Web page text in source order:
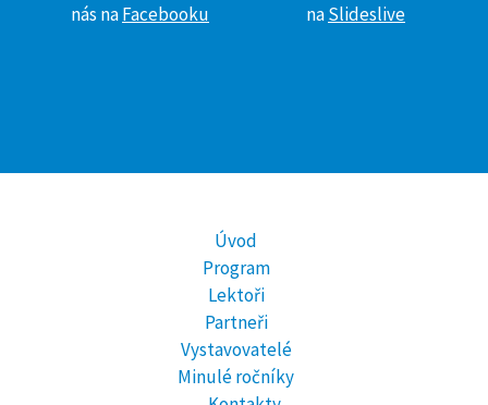
nás naFacebooku
naSlideslive
Úvod
Program
Lektoři
Partneři
Vystavovatelé
Minulé ročníky